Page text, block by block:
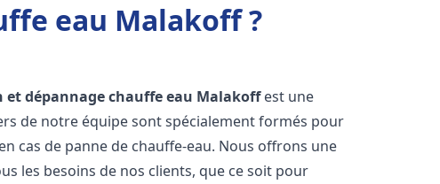
eau Malakoff ?
dépannage chauffe eau Malakoffest une
de notre équipe sont spécialement formés pour
cas de panne de chauffe-eau. Nous offrons une
les besoins de nos clients, que ce soit pour